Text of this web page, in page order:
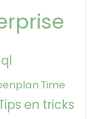
Time
en tricks